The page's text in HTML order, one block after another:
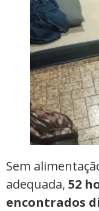
Sem
adequada, 52
encontrados